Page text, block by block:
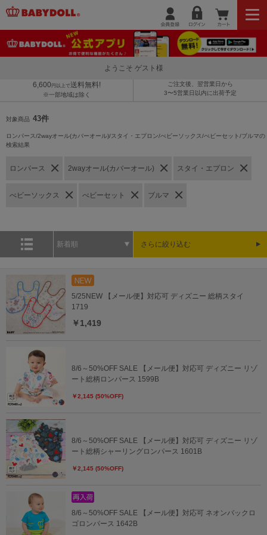
ようこそ ゲスト様
6,600 円以上で送料無料!
※一部地域は除く
ご注文後、翌営業日から
3〜5営業日以内に出荷予定
対象商品 43件
ロンパース/2wayオール(カバーオール)/スタイ・エプロン/べビーソックス/べビーセット/ブルマの
検索結果
ロンパース 2wayオール(カバーオール) スタイ・エプロン
べビーソックス べビーセット ブルマ
新着順 さらに絞り込む
5/25NEW 【メール便】対応可 ディズニー 総柄スタイ
1719
￥1,419
8/6～50%OFF SALE 【メール便】対応可 ディズニー リゾ
ート総柄ロンパース 1599B
￥2,145 (50%OFF)
8/6～50%OFF SALE 【メール便】対応可 ディズニー リゾ
ート総柄シャーリングロンパース 1601B
￥2,145 (50%OFF)
8/6～50%OFF SALE 【メール便】対応可 ネオンバックロ
ゴロンパース 1642B